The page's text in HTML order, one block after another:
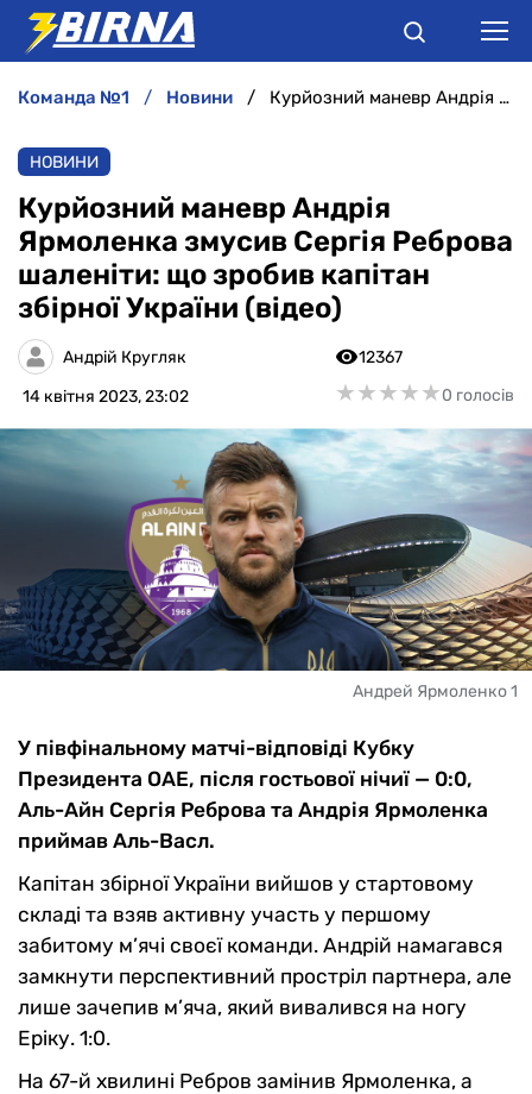
АНАЛІТИКА
ІНТЕРВ'Ю
РІЗНЕ
БУКМЕКЕРИ
команда №1 новини Курйозний маневр Андрія Ярмоленка змусив Сергія Реброва шаленіти: що зробив капітан збірної України (відео)
НОВИНИ
Курйозний маневр Андрія
Ярмоленка змусив Сергія Реброва
шаленіти: що зробив капітан
збірної України (відео)
Андрій Кругляк
14 квітня 2023, 23:02
12367
★★★★★
★★★★★0 голосів
Андрей Ярмоленко 1
У півфінальному матчі-відповіді Кубку
Президента ОАЕ, після гостьової нічиї — 0:0,
Аль-Айн Сергія Реброва та Андрія Ярмоленка
приймав Аль-Васл.
Капітан збірної України вийшов у стартовому
складі та взяв активну участь у першому
забитому м’ячі своєї команди. Андрій намагався
замкнути перспективний простріл партнера, але
лише зачепив м’яча, який вивалився на ногу
Еріку. 1:0.
На 67-й хвилині Ребров замінив Ярмоленка, а